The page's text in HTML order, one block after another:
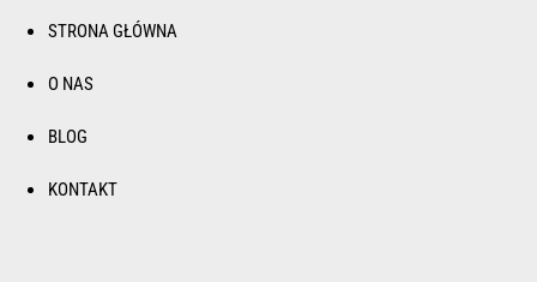
STRONA GŁÓWNA
O NAS
BLOG
KONTAKT